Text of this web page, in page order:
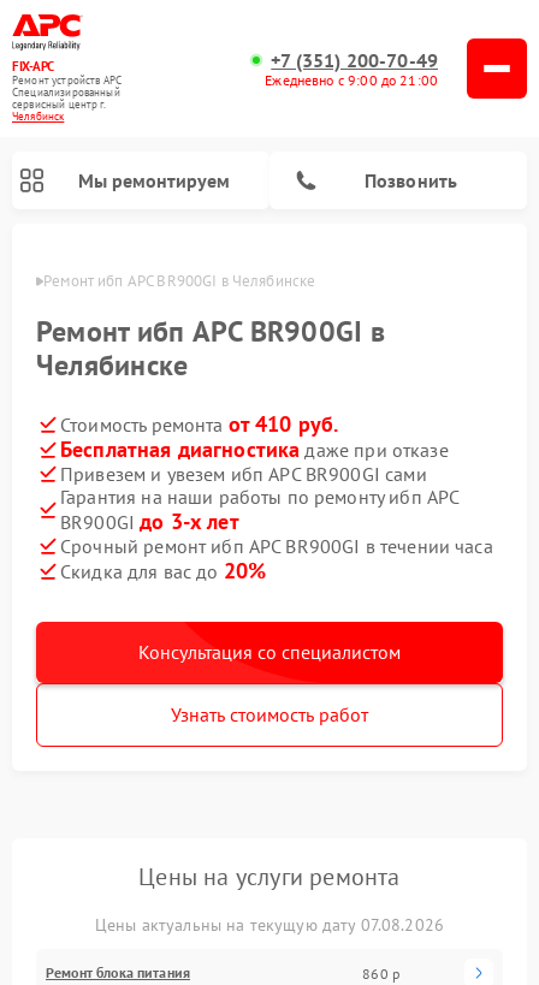
FIX-APC
Ремонт устройств APC
Специализированный
cервисный центр г.
Челябинск
+7 (351) 200-70-49
Ежедневно с 9:00 до 21:00
Мы ремонтируем Позвонить
Ремонт ибп APC BR900GI в Челябинске
Ремонт ибп APC BR900GI в
Челябинске
Стоимость ремонта от 410 руб.
Бесплатная диагностика даже при отказе
Привезем и увезем ибп APC BR900GI сами
Гарантия на наши работы по ремонту ибп APC
BR900GIдо 3-х лет
Срочный ремонт ибп APC BR900GI в течении часа
Скидка для вас до 20%
Консультация со специалистом
Узнать стоимость работ
Цены на услуги ремонта
Цены актуальны на текущую дату 07.08.2026
Ремонт блока питания 860 р